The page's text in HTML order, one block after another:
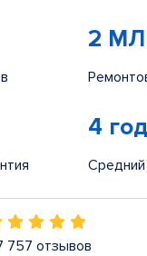
2
4
757 отзывов